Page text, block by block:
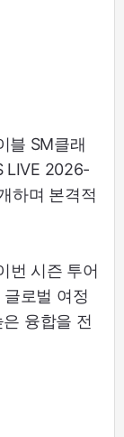
블 SM클래
LIVE 2026-
하며 본격적
번 시즌 투어
로벌 여정
융합을 전